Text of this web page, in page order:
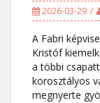
2026-03-29
A Fabri
Kristóf
a többi
korosztályos
megnyerte